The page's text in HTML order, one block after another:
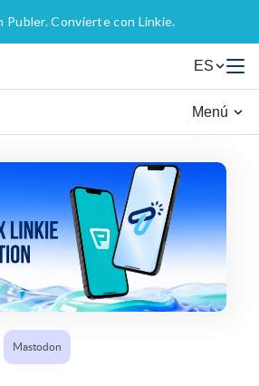
Publer. Convierte con Linkie.
ES
Menú
Mastodon